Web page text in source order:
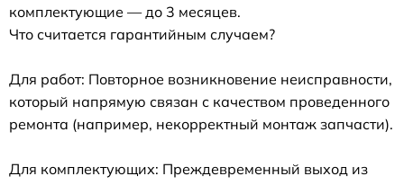
комплектующие — до 3 месяцев.
Что считается гарантийным случаем?
Для работ: Повторное возникновение неисправности,
который напрямую связан с качеством проведенного
ремонта (например, некорректный монтаж запчасти).
Для комплектующих: Преждевременный выход из